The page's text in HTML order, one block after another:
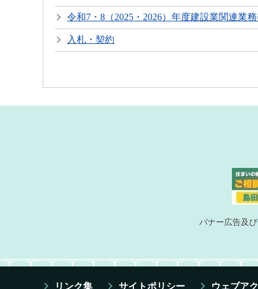
令和7・8（2025・2026）年度建設業関連業
入札・契約
バナー広告及
リンク集 サイトポリシー ウェブア